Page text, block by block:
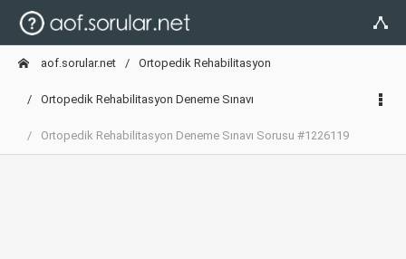
aof.sorular.net Ortopedik Rehabilitasyon
Ortopedik Rehabilitasyon Deneme Sınavı
Ortopedik Rehabilitasyon Deneme Sınavı Sorusu #1226119